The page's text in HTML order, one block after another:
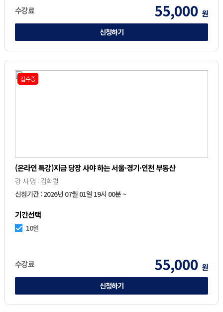
수강료 55,000 원
신청하기
접수중
(온라인 특강)지금 당장 사야 하는 서울·경기·인천 부동산
강 사 명 : 김학렬
신청기간 : 2026년 07월 01일 19시 00분 ~
기간선택
10일
수강료 55,000 원
신청하기